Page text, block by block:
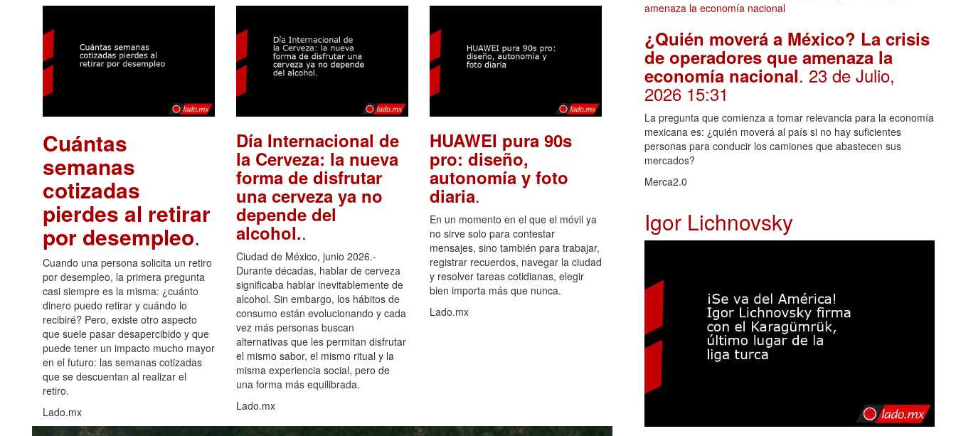
Cuántas
semanas
cotizadas
pierdes al retirar
por desempleo.
Cuando una persona solicita un retiro
por desempleo, la primera pregunta
casi siempre es la misma: ¿cuánto
dinero puedo retirar y cuándo lo
recibiré? Pero, existe otro aspecto
que suele pasar desapercibido y que
puede tener un impacto mucho mayor
en el futuro: las semanas cotizadas
que se descuentan al realizar el
retiro.
Lado.mx
Día Internacional de
la Cerveza: la nueva
forma de disfrutar
una cerveza ya no
depende del
alcohol..
Ciudad de México, junio 2026.-
Durante décadas, hablar de cerveza
significaba hablar inevitablemente de
alcohol. Sin embargo, los hábitos de
consumo están evolucionando y cada
vez más personas buscan
alternativas que les permitan disfrutar
el mismo sabor, el mismo ritual y la
misma experiencia social, pero de
una forma más equilibrada.
Lado.mx
HUAWEI pura 90s
pro: diseño,
autonomía y foto
diaria.
En un momento en el que el móvil ya
no sirve solo para contestar
mensajes, sino también para trabajar,
registrar recuerdos, navegar la ciudad
y resolver tareas cotidianas, elegir
bien importa más que nunca.
Lado.mx
¿Quién moverá a México? La crisis
de operadores que amenaza la
economía nacional. 23 de Julio,
2026 15:31
La pregunta que comienza a tomar relevancia para la economía
mexicana es: ¿quién moverá al país si no hay suficientes
personas para conducir los camiones que abastecen sus
mercados?
Merca2.0
Igor Lichnovsky